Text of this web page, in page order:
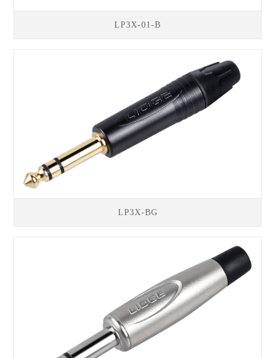
LP3X-01-B
LP3X-BG